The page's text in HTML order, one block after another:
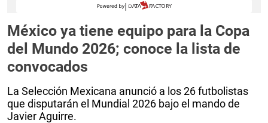
México ya tiene equipo para la Copa
del Mundo 2026; conoce la lista de
convocados
La Selección Mexicana anunció a los 26 futbolistas
que disputarán el Mundial 2026 bajo el mando de
Javier Aguirre.